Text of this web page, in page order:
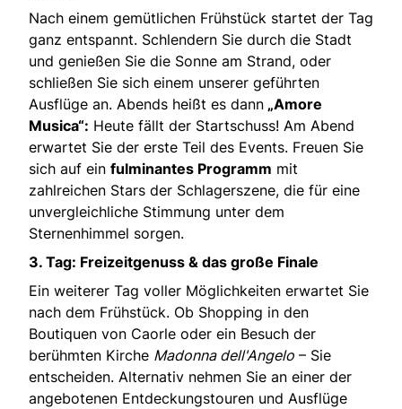
Nach einem gemütlichen Frühstück startet der Tag
ganz entspannt. Schlendern Sie durch die Stadt
und genießen Sie die Sonne am Strand, oder
schließen Sie sich einem unserer geführten
Ausflüge an. Abends heißt es dann „Amore
Musica“: Heute fällt der Startschuss! Am Abend
erwartet Sie der erste Teil des Events. Freuen Sie
sich auf ein fulminantes Programm mit
zahlreichen Stars der Schlagerszene, die für eine
unvergleichliche Stimmung unter dem
Sternenhimmel sorgen.
3. Tag: Freizeitgenuss & das große Finale
Ein weiterer Tag voller Möglichkeiten erwartet Sie
nach dem Frühstück. Ob Shopping in den
Boutiquen von Caorle oder ein Besuch der
berühmten Kirche Madonna dell'Angelo – Sie
entscheiden. Alternativ nehmen Sie an einer der
angebotenen Entdeckungstouren und Ausflüge